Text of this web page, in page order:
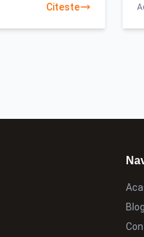
Citeste
Blog